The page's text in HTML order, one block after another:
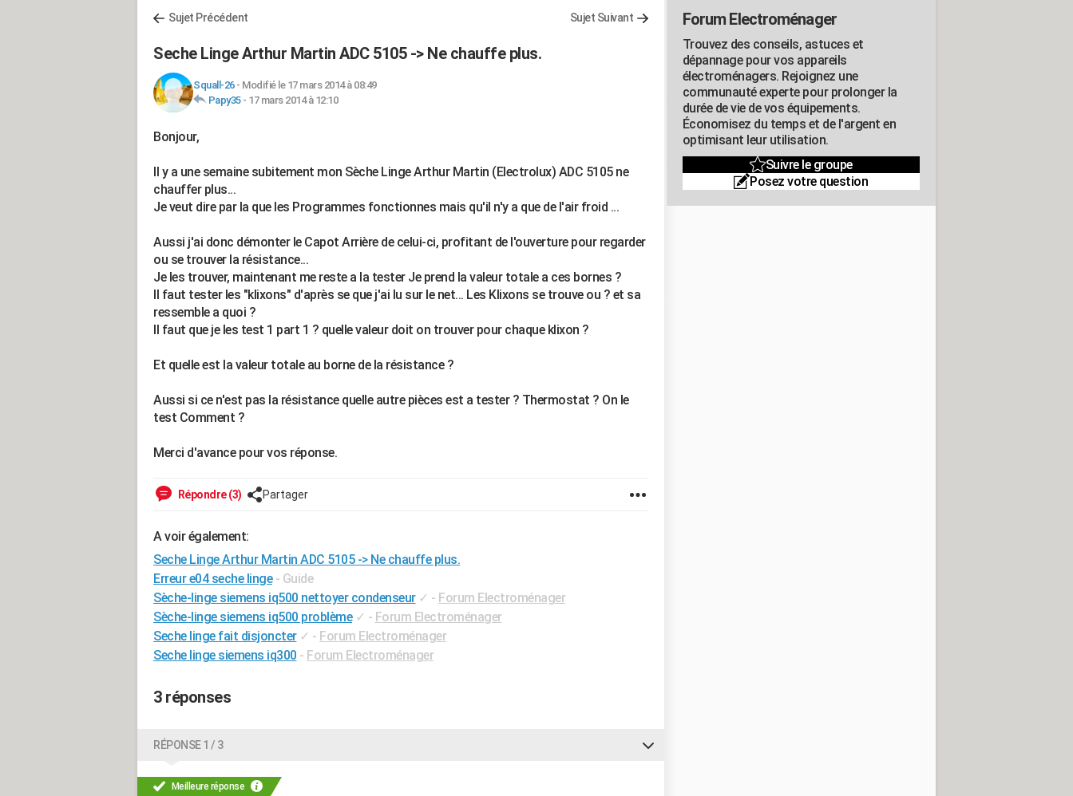
Sujet Précédent Sujet Suivant
Seche Linge Arthur Martin ADC 5105 -> Ne chauffe plus.
Squall-26- Modifié le 17 mars 2014 à 08:49
Papy35- 17 mars 2014 à 12:10
Bonjour,
Il y a une semaine subitement mon Sèche Linge Arthur Martin (Electrolux) ADC 5105 ne
chauffer plus...
Je veut dire par la que les Programmes fonctionnes mais qu'il n'y a que de l'air froid ...
Aussi j'ai donc démonter le Capot Arrière de celui-ci, profitant de l'ouverture pour regarder
ou se trouver la résistance...
Je les trouver, maintenant me reste a la tester Je prend la valeur totale a ces bornes ?
Il faut tester les "klixons" d'après se que j'ai lu sur le net... Les Klixons se trouve ou ? et sa
ressemble a quoi ?
Il faut que je les test 1 part 1 ? quelle valeur doit on trouver pour chaque klixon ?
Et quelle est la valeur totale au borne de la résistance ?
Aussi si ce n'est pas la résistance quelle autre pièces est a tester ? Thermostat ? On le
test Comment ?
Merci d'avance pour vos réponse.
Répondre (3) Partager
A voir également:
Seche Linge Arthur Martin ADC 5105 -> Ne chauffe plus.
Erreur e04 seche linge - Guide
Sèche-linge siemens iq500 nettoyer condenseur ✓ - Forum Electroménager
Sèche-linge siemens iq500 problème ✓ - Forum Electroménager
Seche linge fait disjoncter ✓ - Forum Electroménager
Seche linge siemens iq300 - Forum Electroménager
3 réponses
RÉPONSE 1 / 3
Meilleure réponse
Forum Electroménager
Trouvez des conseils, astuces et
dépannage pour vos appareils
électroménagers. Rejoignez une
communauté experte pour prolonger la
durée de vie de vos équipements.
Économisez du temps et de l'argent en
optimisant leur utilisation.
Suivre le groupe
Posez votre question